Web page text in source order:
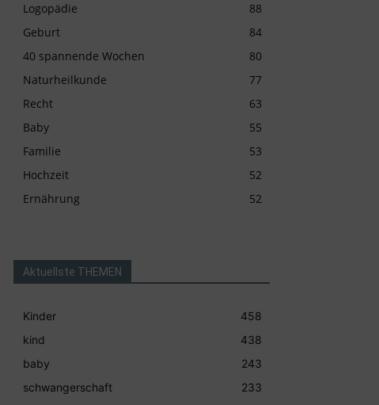
Logopädie
88
Geburt
84
40 spannende Wochen
80
Naturheilkunde
77
Recht
63
Baby
55
Familie
53
Hochzeit
52
Ernährung
52
Aktuellste THEMEN
Kinder
458
kind
438
baby
243
schwangerschaft
233